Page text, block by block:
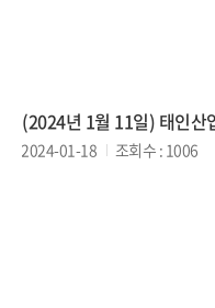
(2024년 1월 11일) 태인산
2024-01-18 조회수 : 1006